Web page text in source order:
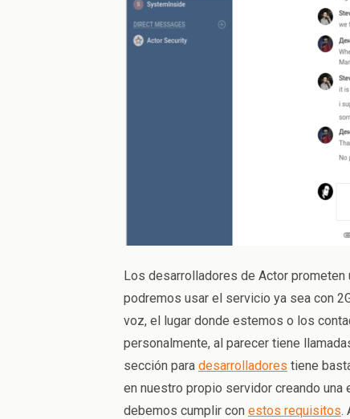
Los desarrolladores de Actor prometen
podremos usar el servicio ya sea con
voz, el lugar donde estemos o los
personalmente, al parecer tiene
sección para desarrolladores tiene
en nuestro propio servidor creando
debemos cumplir con estos requisitos.